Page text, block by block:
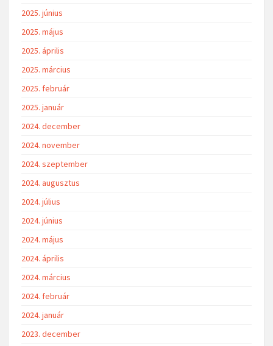
2025. június
2025. május
2025. április
2025. március
2025. február
2025. január
2024. december
2024. november
2024. szeptember
2024. augusztus
2024. július
2024. június
2024. május
2024. április
2024. március
2024. február
2024. január
2023. december